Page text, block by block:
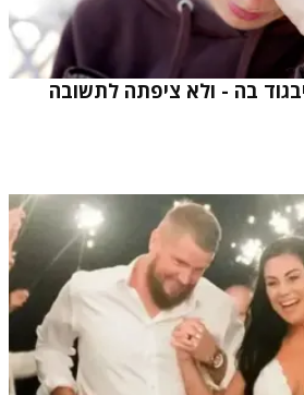
בה - ולא ציפתה לתשובה